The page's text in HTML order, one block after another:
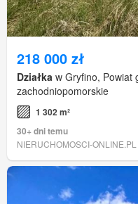
218 000 zł
Działka w Gryfino, Powiat
zachodniopomorskie
1 302 m²
30+ dni temu
NIERUCHOMOSCI-